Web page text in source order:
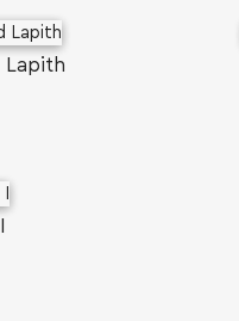
Lapith